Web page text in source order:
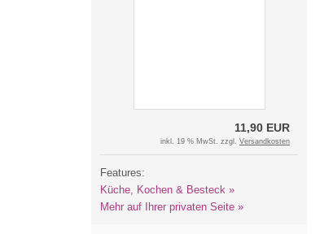
11,90 EUR
inkl. 19 % MwSt. zzgl. Versandkosten
Features:
Küche, Kochen & Besteck »
Mehr auf Ihrer privaten Seite »